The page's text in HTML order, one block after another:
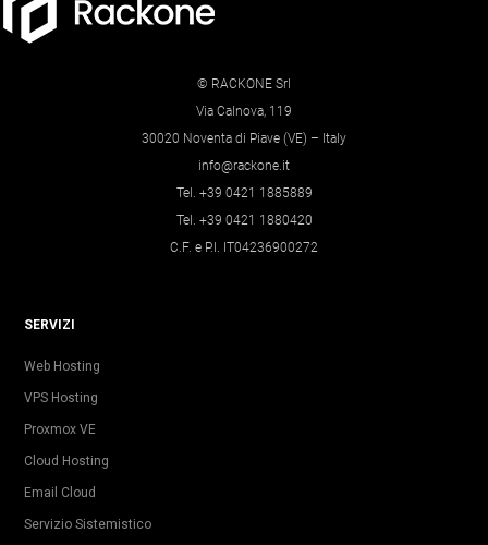
© RACKONE Srl
Via Calnova, 119
30020 Noventa di Piave (VE) – Italy
info@rackone.it
Tel. +39 0421 1885889
Tel. +39 0421 1880420
C.F. e P.I. IT04236900272
SERVIZI
Web Hosting
VPS Hosting
Proxmox VE
Cloud Hosting
Email Cloud
Servizio Sistemistico